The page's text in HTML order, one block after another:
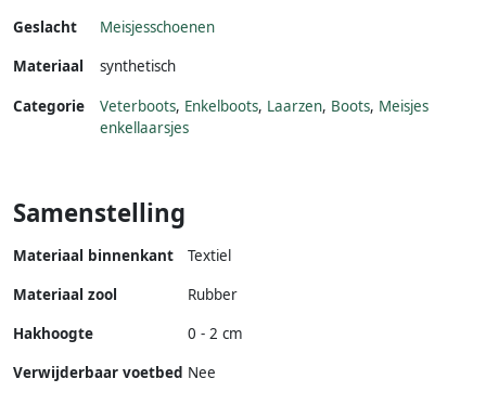
Geslacht
Meisjesschoenen
Materiaal
synthetisch
Categorie Veterboots, Enkelboots, Laarzen, Boots, Meisjes
enkellaarsjes
Samenstelling
Materiaal binnenkant
Textiel
Materiaal zool
Rubber
Hakhoogte
0 - 2 cm
Verwijderbaar voetbed Nee